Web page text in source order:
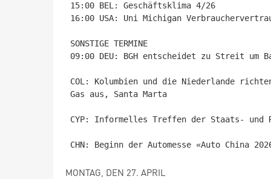
15:00 BEL: Geschäftsklima 4/26
16:00 USA: Uni Michigan
SONSTIGE TERMINE
09:00 DEU: BGH entscheidet zu Streit um
COL: Kolumbien und die Niederlande
Gas aus, Santa Marta
CYP: Informelles Treffen der Staats- und
MONTAG, DEN 27. APRIL